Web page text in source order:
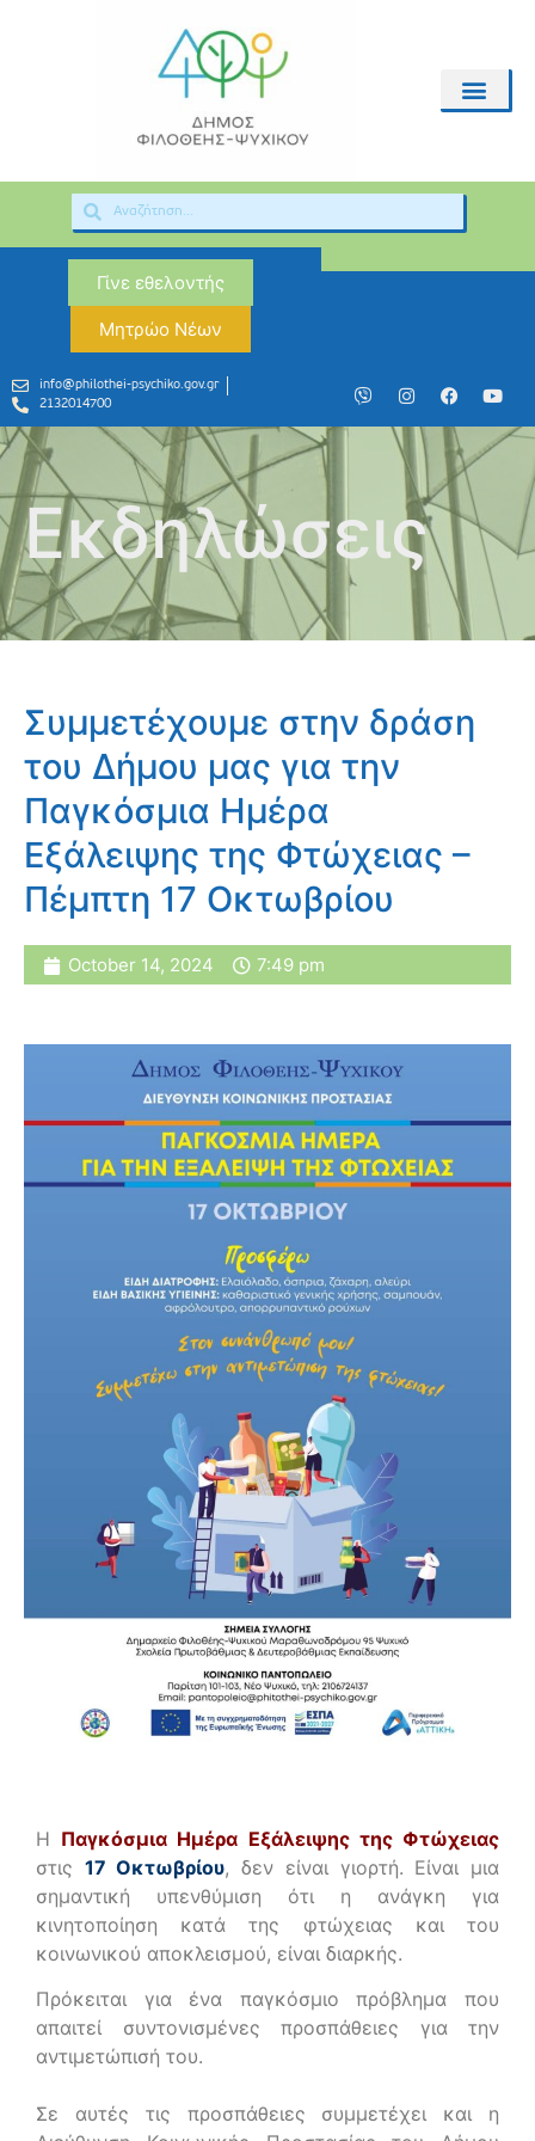
Γίνε εθελοντής
Μητρώο Νέων
info@philothei-psychiko.gov.gr
2132014700
Εκδηλώσεις
Συμμετέχουμε στην δράση
του Δήμου μας για την
Παγκόσμια Ημέρα
Εξάλειψης της Φτώχειας –
Πέμπτη 17 Οκτωβρίου
October 14, 2024 7:49 pm
Η Παγκόσμια Ημέρα Εξάλειψης της Φτώχειας
στις 17 Οκτωβρίου, δεν είναι γιορτή. Είναι μια
σημαντική υπενθύμιση ότι η ανάγκη για
κινητοποίηση κατά της φτώχειας και του
κοινωνικού αποκλεισμού, είναι διαρκής.
Πρόκειται για ένα παγκόσμιο πρόβλημα που
απαιτεί συντονισμένες προσπάθειες για την
αντιμετώπισή του.
Σε αυτές τις προσπάθειες συμμετέχει και η